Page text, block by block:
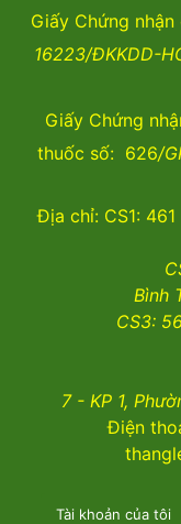
Giấy Chứng
16223/ĐKKDD-
Giấy Chứng
thuốc số: 626/
Địa chỉ: CS1:
Bình
CS3:
7 - KP 1,
Điện
Tài khoản của tôi